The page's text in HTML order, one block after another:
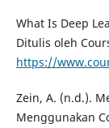
What Is Deep
Ditulis oleh
https://
Zein, A. (n.d.).
Menggunakan